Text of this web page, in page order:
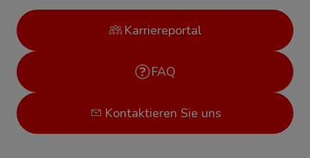
Karriereportal
FAQ
Kontaktieren Sie uns